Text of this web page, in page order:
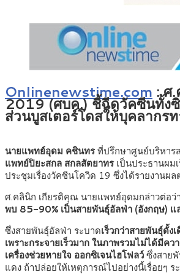
Onlinenewstime.com : ศ
2019 (ศบค.) ชี้ฉีดวัคซีนทั้งซิ
ส่วนบูสเตอร์โดสให้บุคลากร
นายแพทย์อุดม คชินทรที่ปรึกษาศูนย์บริหาร
แพทย์ปิยะสกล สกลสัตยาทรเป็นประธานผ
ประชุมเรื่องวัคซีนโควิด 19 ซึ่งได้รายงาน
ศ.คลินิก เกียรติคุณ นายแพทย์อุดมกล่าวต่อว่
พบ 85-90% เป็นสายพันธุ์อัลฟ่า (อังกฤษ) แ
ซึ่งสายพันธุ์อัลฟ่า ระบาดเร็วกว่าสายพันธุ์ดั้
เพราะกระจายเร็วมาก ในภาพรวมไม่ได้มี
เครื่องช่วยหายใจ ออกซิเจนไฮโฟลว์ซึ่งสาย
แดง ถ้าปล่อยให้เหตุการณ์ไปอย่างนี้เรื่อย